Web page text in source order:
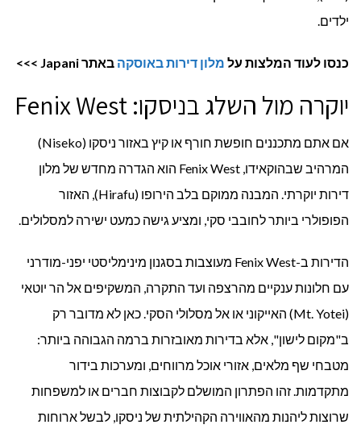
ילדים.
כנסו לעוד המלצות על מלון דירות באוסקה באתרJapani
>>>
יוקרה מול השלג בניסקו: Fenix West
אם אתם מתכננים חופשת חורף או קיץ באזור ניסקו (Niseko)
המרהיב שבהוקאידו, Fenix West הוא הגדרה מחדש של מלון
דירות יוקרתי. המבנה ממוקם בלב הירופו (Hirafu), האזור
הפופולרי ביותר לחובבי סקי, ומציע גישה כמעט ישירה למסלולים.
הדירות ב-Fenix West מעוצבות בסגנון מינימליסטי יפני-מודרני
עם חלונות ענקיים מהרצפה ועד התקרה, המשקיפים אל הר יוטאי
(Mt. Yotei) האייקוני או אל מסלולי הסקי. כאן לא מדובר רק
ב"מקום לישון", אלא בדירות מאובזרות ברמה הגבוהה ביותר:
מטבחי שף מלאים, אזורי אוכל מרווחים, ומערכות בידור
מתקדמות. זהו הפתרון המושלם לקבוצות חברים או למשפחות
שרוצות ליהנות מהאווירה הקהילתית של ניסקו, לבשל ארוחות